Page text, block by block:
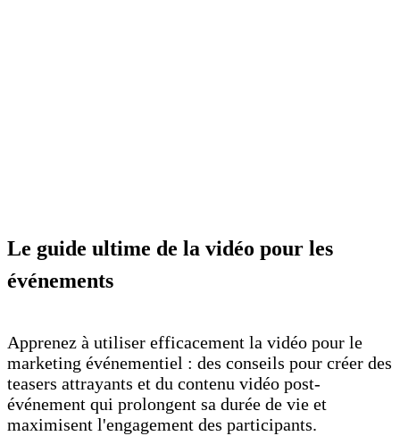
Le guide ultime de la vidéo pour les
événements
Apprenez à utiliser efficacement la vidéo pour le
marketing événementiel : des conseils pour créer des
teasers attrayants et du contenu vidéo post-
événement qui prolongent sa durée de vie et
maximisent l'engagement des participants.